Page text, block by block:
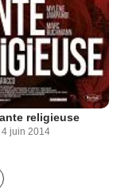
religieuse
4 juin 2014